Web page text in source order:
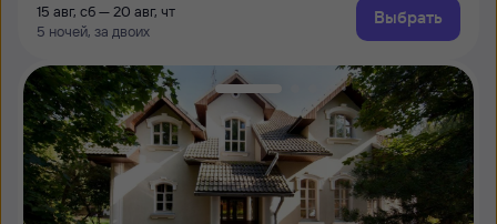
15 авг, сб — 20 авг, чт
5 ночей, за двоих
Выбрать